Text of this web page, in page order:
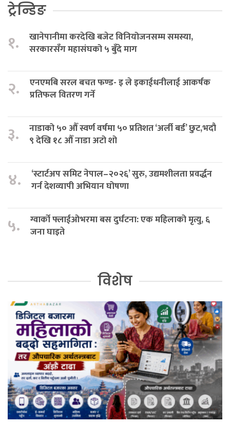
ट्रेन्डिङ
१.
खानेपानीमा करदेखि बजेट विनियोजनसम्म समस्या,
सरकारसँग महासंघको ५ बुँदे माग
२.
एनएमबि सरल बचत फण्ड- इ ले इकाईधनीलाई आकर्षक
प्रतिफल वितरण गर्ने
३.
नाडाको ५० औँ स्वर्ण वर्षमा ५० प्रतिशत ‘अर्ली बर्ड’ छुट,भदौ
९ देखि १८ औँ नाडा अटो शो
४.
‘स्टार्टअप समिट नेपाल–२०२६’ सुरु, उद्यमशीलता प्रवर्द्धन
गर्न देशव्यापी अभियान घोषणा
५.
ग्वार्को फ्लाईओभरमा बस दुर्घटना: एक महिलाको मृत्यु, ६
जना घाइते
विशेष